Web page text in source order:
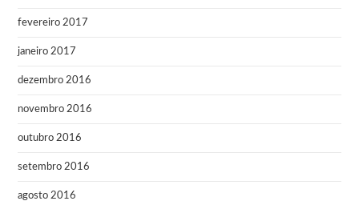
fevereiro 2017
janeiro 2017
dezembro 2016
novembro 2016
outubro 2016
setembro 2016
agosto 2016